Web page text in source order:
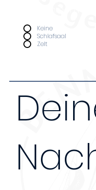
Keine
Schlafsaal
Zelt